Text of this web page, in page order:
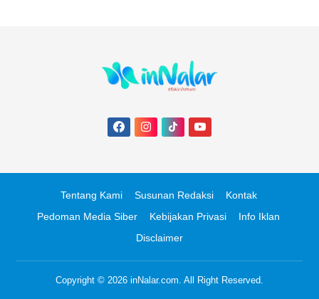
Tentang Kami Susunan Redaksi
Kontak
Pedoman Media Siber
Kebijakan Privasi
Info Iklan
Disclaimer
Copyright © 2026 inNalar.com. All Right Reserved.